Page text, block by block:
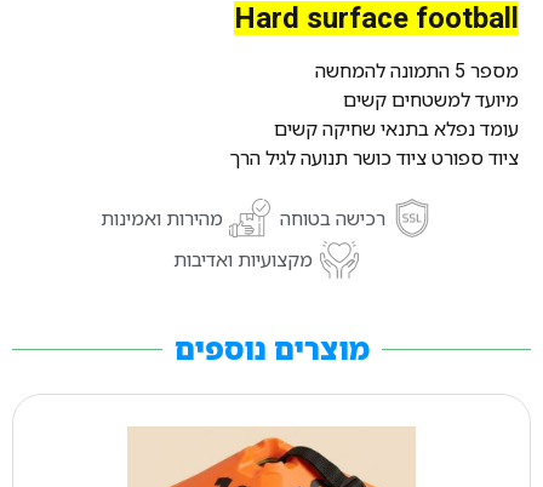
Hard surface football
מספר 5 התמונה להמחשה
מיועד למשטחים קשים
עומד נפלא בתנאי שחיקה קשים
ציוד ספורט ציוד כושר תנועה לגיל הרך
רכישה בטוחה
מהירות ואמינות
מקצועיות ואדיבות
מוצרים נוספים